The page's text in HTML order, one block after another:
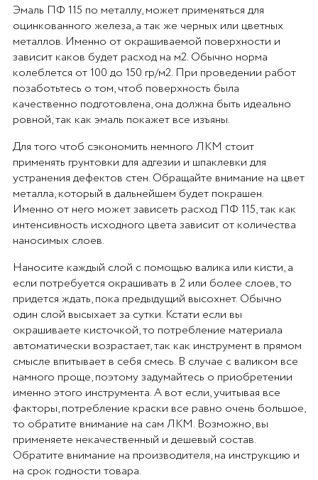
Эмаль ПФ 115 по металлу, может применяться для
оцинкованного железа, а так же черных или цветных
металлов. Именно от окрашиваемой поверхности и
зависит каков будет расход на м2. Обычно норма
колеблется от 100 до 150 гр/м2. При проведении работ
позаботьтесь о том, чтоб поверхность была
качественно подготовлена, она должна быть идеально
ровной, так как эмаль покажет все изъяны.
Для того чтоб сэкономить немного ЛКМ стоит
применять грунтовки для адгезии и шпаклевки для
устранения дефектов стен. Обращайте внимание на цвет
металла, который в дальнейшем будет покрашен.
Именно от него может зависеть расход ПФ 115, так как
интенсивность исходного цвета зависит от количества
наносимых слоев.
Наносите каждый слой с помощью валика или кисти, а
если потребуется окрашивать в 2 или более слоев, то
придется ждать, пока предыдущий высохнет. Обычно
один слой высыхает за сутки. Кстати если вы
окрашиваете кисточкой, то потребление материала
автоматически возрастает, так как инструмент в прямом
смысле впитывает в себя смесь. В случае с валиком все
намного проще, поэтому задумайтесь о приобретении
именно этого инструмента. А вот если, учитывая все
факторы, потребление краски все равно очень большое,
то обратите внимание на сам ЛКМ. Возможно, вы
применяете некачественный и дешевый состав.
Обратите внимание на производителя, на инструкцию и
на срок годности товара.